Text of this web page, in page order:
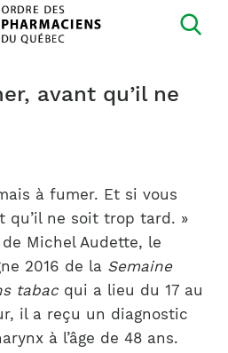
avant qu’il ne
à fumer. Et si vous
qu’il ne soit trop tard. »
Michel Audette, le
2016 de la Semaine
tabac qui a lieu du 17 au
il a reçu un diagnostic
à l’âge de 48 ans.